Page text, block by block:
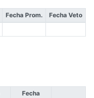
Fecha Prom.
Fecha Veto
Fecha